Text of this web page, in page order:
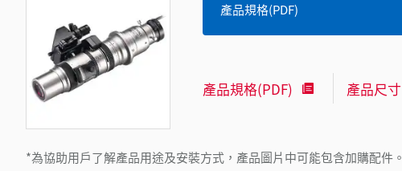
*為協助用戶了解產品用途及安裝方式，產品圖片中可能包含加購配件。
產品規格(PDF)
產品規格(PDF) 產品尺寸